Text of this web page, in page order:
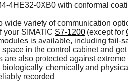
4HE32-0XB0 with conformal
wide variety of communication
your SIMATIC S7-1200 (except for
is available, including fail-
in the control cabinet and
also protected against
chemically and
recorded